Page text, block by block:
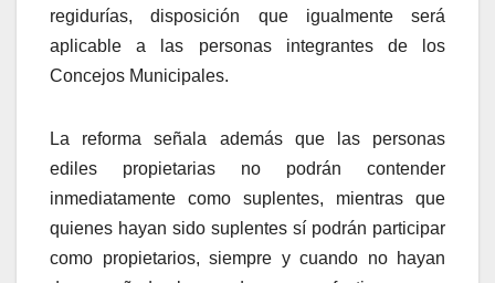
regidurías, disposición que igualmente será
aplicable a las personas integrantes de los
Concejos Municipales.
La reforma señala además que las personas
ediles propietarias no podrán contender
inmediatamente como suplentes, mientras que
quienes hayan sido suplentes sí podrán participar
como propietarios, siempre y cuando no hayan